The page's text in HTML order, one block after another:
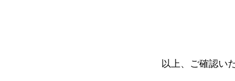
以上、ご確認い